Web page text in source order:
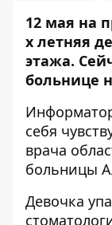
12 мая на
х летняя
этажа.
больнице
себя
врача
больницы
Девочка